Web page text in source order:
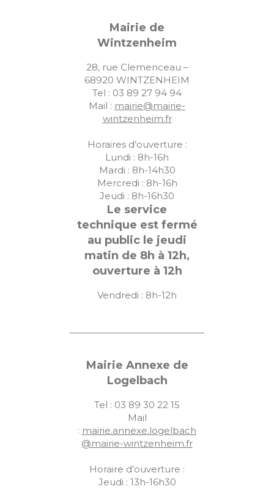
Mairie de
Wintzenheim
28, rue Clemenceau –
68920 WINTZENHEIM
Tel : 03 89 27 94 94
Mail : mairie@mairie-
wintzenheim.fr
Horaires d’ouverture :
Lundi : 8h-16h
Mardi : 8h-14h30
Mercredi : 8h-16h
Jeudi : 8h-16h30
Le service
technique est fermé
au public le jeudi
matin de 8h à 12h,
ouverture à 12h
Vendredi : 8h-12h
Mairie Annexe de
Logelbach
Tel : 03 89 30 22 15
Mail
: mairie.annexe.logelbach
@mairie-wintzenheim.fr
Horaire d’ouverture :
Jeudi : 13h-16h30